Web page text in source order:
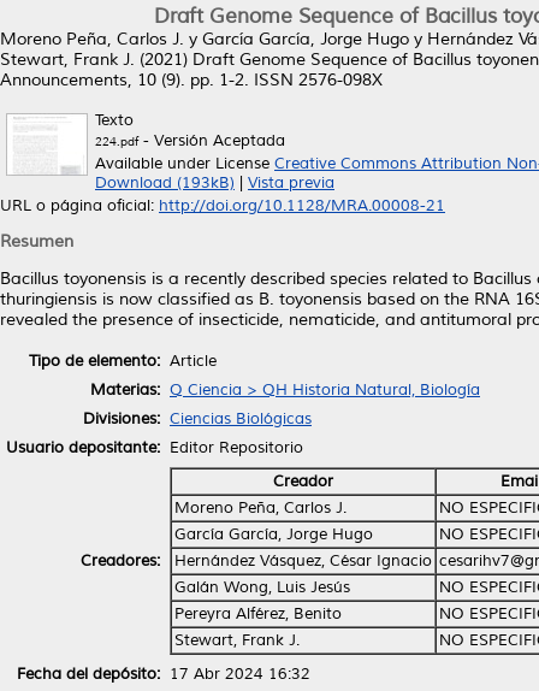
Draft Genome Sequence of Bacillus
Moreno Peña, Carlos J. y García García, Jorge Hugo y Hernández
Stewart, Frank J. (2021) Draft Genome Sequence of Bacillus
Announcements, 10 (9). pp. 1-2. ISSN 2576-098X
Texto
224.pdf- Versión Aceptada
Available under License Creative Commons Attribution
Download (193kB)
Vista previa
URL o página oficial: http://doi.org/10.1128/MRA.00008-21
Resumen
Bacillus toyonensis is a recently described species related to
thuringiensis is now classified as B. toyonensis based on the RNA
revealed the presence of insecticide, nematicide, and antitumoral
Tipo de elemento: Article
Materias: Q Ciencia > QH Historia Natural, Biología
Divisiones: Ciencias Biológicas
Usuario depositante: Editor Repositorio
Creadores:
Creador
Moreno Peña, Carlos J.
NO
García García, Jorge Hugo
NO
Hernández Vásquez, César Ignacio
Galán Wong, Luis Jesús
NO
Pereyra Alférez, Benito
NO
Stewart, Frank J.
NO
Fecha del depósito: 17 Abr 2024 16:32